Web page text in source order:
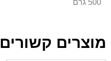
500 גרם
מוצרים קשורים